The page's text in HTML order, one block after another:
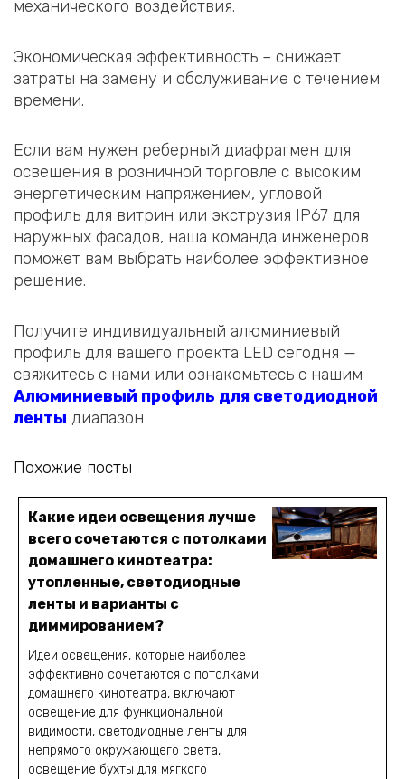
механического воздействия.
Экономическая эффективность – снижает
затраты на замену и обслуживание с течением
времени.
Если вам нужен реберный диафрагмен для
освещения в розничной торговле с высоким
энергетическим напряжением, угловой
профиль для витрин или экструзия IP67 для
наружных фасадов, наша команда инженеров
поможет вам выбрать наиболее эффективное
решение.
Получите индивидуальный алюминиевый
профиль для вашего проекта LED сегодня —
свяжитесь с нами или ознакомьтесь с нашим
Алюминиевый профиль для светодиодной
ленты диапазон
Похожие посты
Какие идеи освещения лучше
всего сочетаются с потолками
домашнего кинотеатра:
утопленные, светодиодные
ленты и варианты с
диммированием?
Идеи освещения, которые наиболее
эффективно сочетаются с потолками
домашнего кинотеатра, включают
освещение для функциональной
видимости, светодиодные ленты для
непрямого окружающего света,
освещение бухты для мягкого